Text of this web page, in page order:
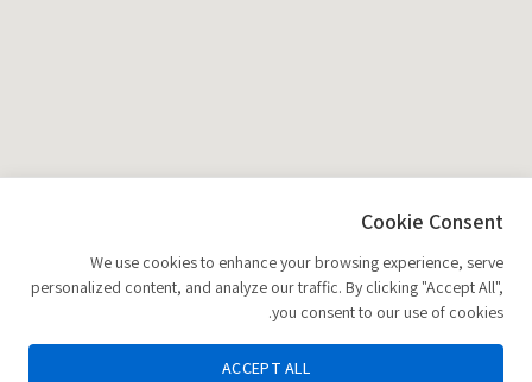
Cookie Consent
We use cookies to enhance your browsing experience, serve
personalized content, and analyze our traffic. By clicking "Accept All",
you consent to our use of cookies.
ACCEPT ALL